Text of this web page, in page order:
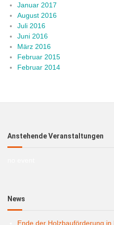
Januar 2017
August 2016
Juli 2016
Juni 2016
März 2016
Februar 2015
Februar 2014
Anstehende Veranstaltungen
News
Ende der Holzbauförderung